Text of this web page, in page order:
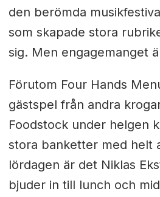
den berömda
som skapade stora
sig. Men engagemanget
Förutom Four Hands
gästspel från andra
Foodstock under helgen
stora banketter med helt
lördagen är det Niklas
bjuder in till lunch och